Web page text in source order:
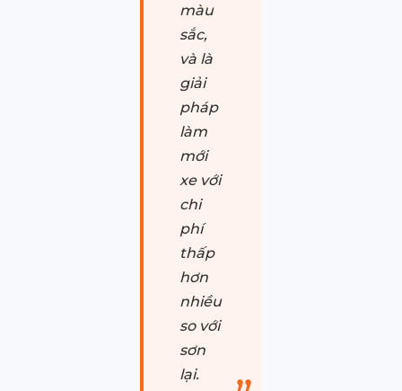
màu
sắc,
và là
giải
pháp
làm
mới
xe với
chi
phí
thấp
hơn
nhiều
so với
sơn
lại.